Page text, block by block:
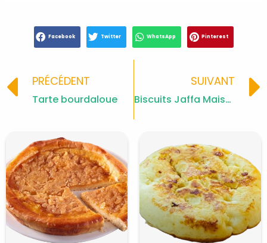
Facebook Twitter WhatsApp Pinterest
Prev
PRÉCÉDENT
Tarte bourdaloue
SUIVANT
Biscuits Jaffa Maison : Chocolat et Orange